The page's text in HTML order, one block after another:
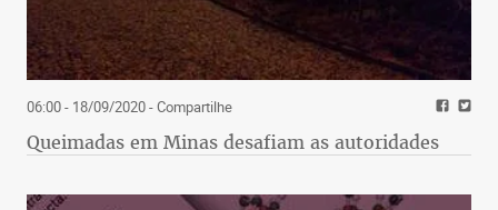
06:00 - 18/09/2020- Compartilhe
Queimadas em Minas desafiam as autoridades